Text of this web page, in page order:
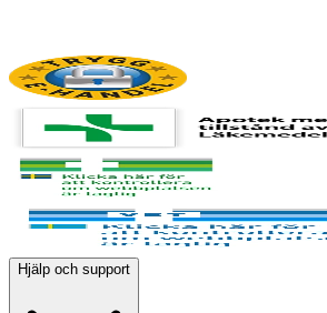
Hjälp och support